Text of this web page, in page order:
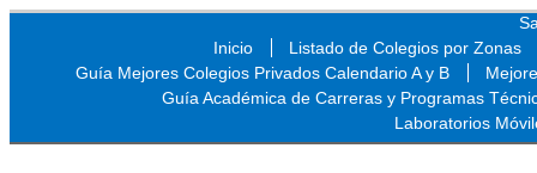
Inicio
Listado de Colegios por Zonas
Guía Mejores Colegios Privados Calendario A y B
Guía Académica de Carreras y Programas
Laboratorios